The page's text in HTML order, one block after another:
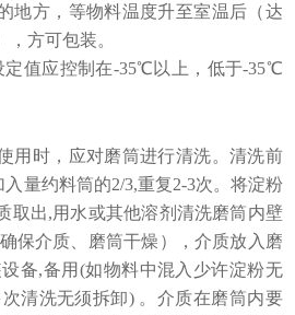
地方，等物料温度升至室温后（达
方可包装。
定值应控制在-35℃以上，低于-35℃
用时，应对磨筒进行清洗。清洗前
量约料筒的2/3,重复2-3次。将淀粉
取出,用水或其他溶剂清洗磨筒内壁
保介质、磨筒干燥），介质放入磨
备,备用(如物料中混入少许淀粉无
清洗无须拆卸) 。介质在磨筒内要